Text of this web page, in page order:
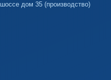
дом 35 (производство)